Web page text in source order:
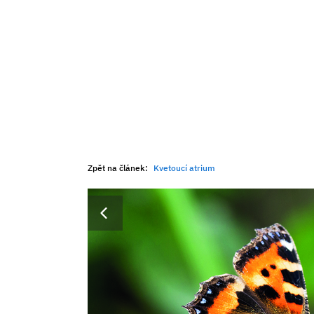
Zpět na článek: Kvetoucí atrium